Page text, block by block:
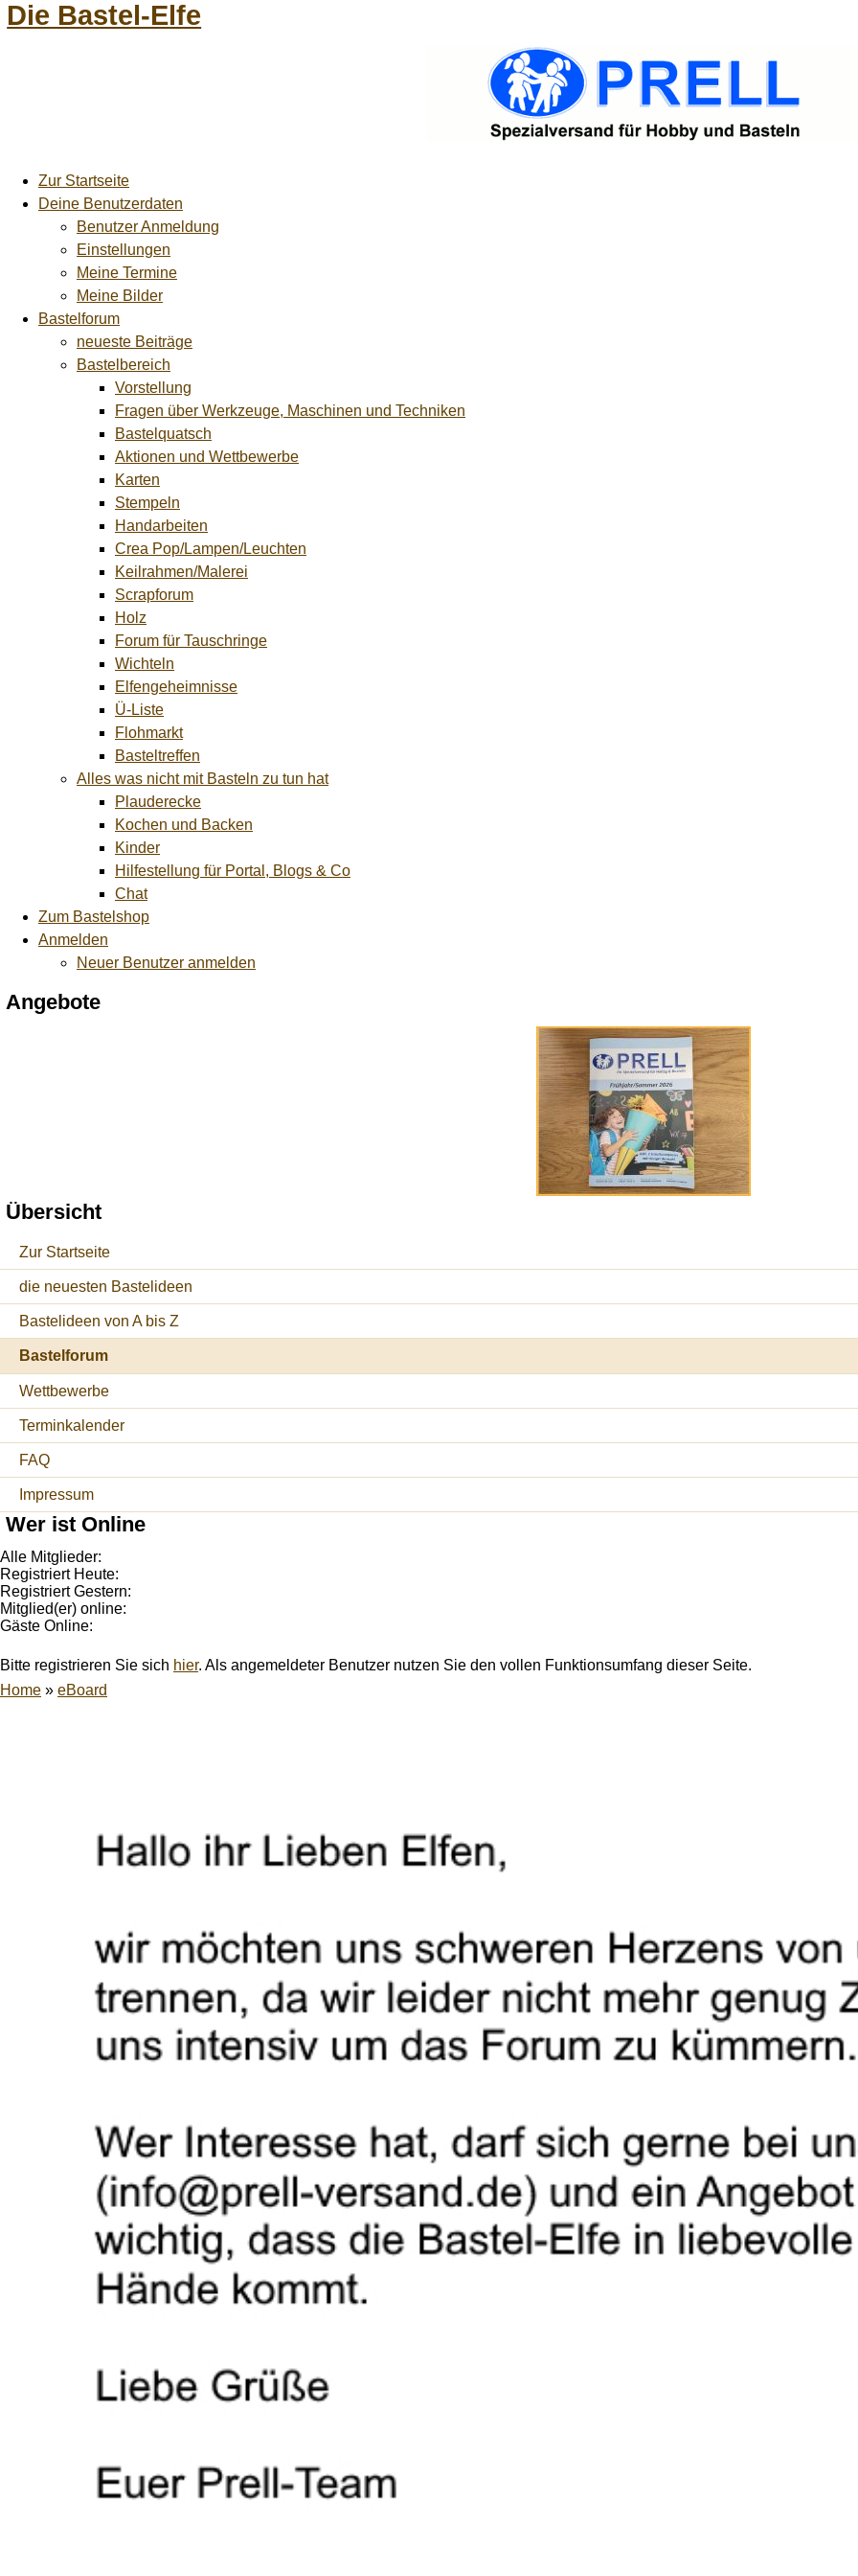
Die Bastel-Elfe
Zur Startseite
Deine Benutzerdaten
Benutzer Anmeldung
Einstellungen
Meine Termine
Meine Bilder
Bastelforum
neueste Beiträge
Bastelbereich
Vorstellung
Fragen über Werkzeuge, Maschinen und Techniken
Bastelquatsch
Aktionen und Wettbewerbe
Karten
Stempeln
Handarbeiten
Crea Pop/Lampen/Leuchten
Keilrahmen/Malerei
Scrapforum
Holz
Forum für Tauschringe
Wichteln
Elfengeheimnisse
Ü-Liste
Flohmarkt
Basteltreffen
Alles was nicht mit Basteln zu tun hat
Plauderecke
Kochen und Backen
Kinder
Hilfestellung für Portal, Blogs & Co
Chat
Zum Bastelshop
Anmelden
Neuer Benutzer anmelden
Angebote
Übersicht
Zur Startseite
die neuesten Bastelideen
Bastelideen von A bis Z
Bastelforum
Wettbewerbe
Terminkalender
FAQ
Impressum
Wer ist Online
Alle Mitglieder:
Registriert Heute:
Registriert Gestern:
Mitglied(er) online:
Gäste Online:
Bitte registrieren Sie sich hier. Als angemeldeter Benutzer nutzen Sie den vollen Funktionsumfang dieser Seite.
Home » eBoard